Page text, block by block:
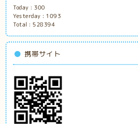
Today : 300
Yesterday : 1093
Total : 528394
携帯サイト